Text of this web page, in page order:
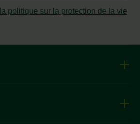
la politique sur la protection de la vie